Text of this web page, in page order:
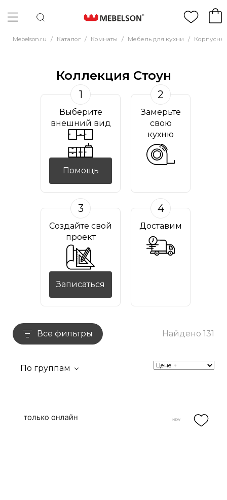
Mebelson.ru / Каталог / Комнаты / Мебель для кухни /
Коллекция Стоун
1
Выберите
внешний вид
Помощь
2
Замерьте
свою
кухню
3
Создайте свой
проект
Записаться
4
Доставим
Все фильтры Найдено 131
По группам